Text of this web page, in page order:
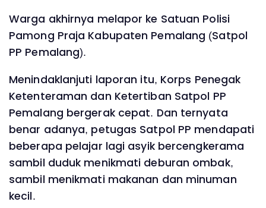
Warga akhirnya melapor ke Satuan Polisi
Pamong Praja Kabupaten Pemalang (Satpol
PP Pemalang).
Menindaklanjuti laporan itu, Korps Penegak
Ketenteraman dan Ketertiban Satpol PP
Pemalang bergerak cepat. Dan ternyata
benar adanya, petugas Satpol PP mendapati
beberapa pelajar lagi asyik bercengkerama
sambil duduk menikmati deburan ombak,
sambil menikmati makanan dan minuman
kecil.